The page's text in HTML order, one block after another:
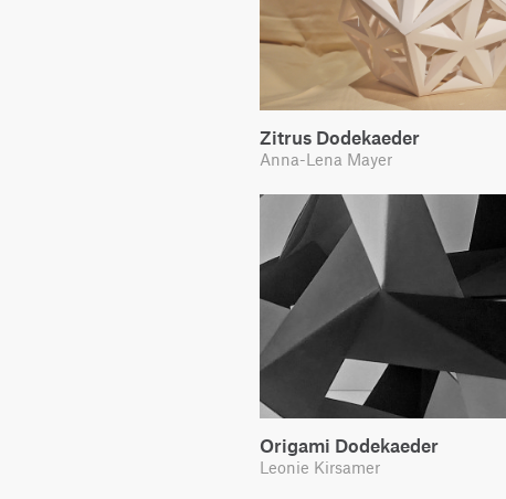
Zitrus Dodekaeder
Anna-Lena Mayer
Origami Dodekaeder
Leonie Kirsamer